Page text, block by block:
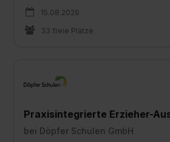
15.08.2026
33 freie Plätze
Praxisintegrierte Erzieher-
bei Döpfer Schulen GmbH